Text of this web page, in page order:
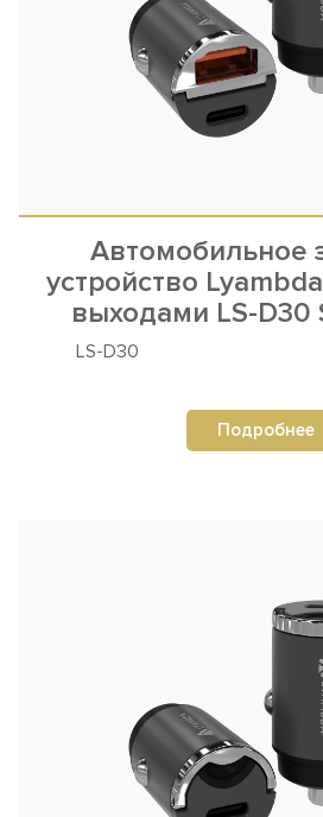
Автомобильное
устройство
выходами LS-D30
LS-D30
Подробнее